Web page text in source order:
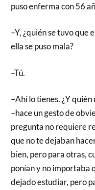
puso enferma con 56
–Y, ¿quién se tuvo que
ella se puso mala?
–Tú.
–Ahí lo tienes. ¿Y
­–hace un gesto de
pregunta no requiere
que no te dejaban
bien, pero para otras,
ponían y no importaba
dejado estudiar, pero